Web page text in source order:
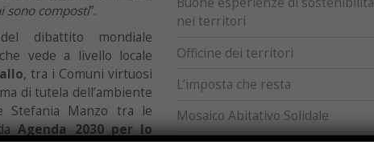
sono composti”.
dibattito mondiale
vede a livello locale
, tra i Comuni virtuosi
di tutela dell’ambiente
Stefania Manzo tra le
Agenda 2030 per lo
nei territori
Officine dei territori
L’imposta che resta
Mosaico Abitativo Solidale